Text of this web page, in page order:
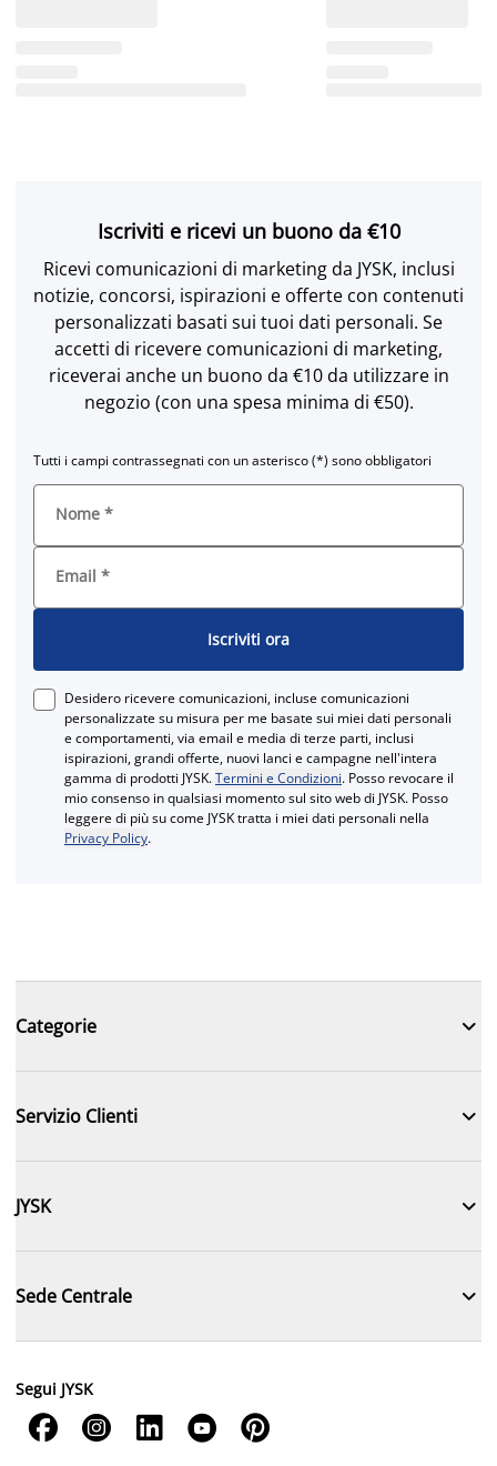
Iscriviti e ricevi un buono da €10
Ricevi comunicazioni di marketing da JYSK, inclusi
notizie, concorsi, ispirazioni e offerte con contenuti
personalizzati basati sui tuoi dati personali. Se
accetti di ricevere comunicazioni di marketing,
riceverai anche un buono da €10 da utilizzare in
negozio (con una spesa minima di €50).
Tutti i campi contrassegnati con un asterisco (*) sono obbligatori
Nome *
Email *
Iscriviti ora
Desidero ricevere comunicazioni, incluse comunicazioni
personalizzate su misura per me basate sui miei dati personali
e comportamenti, via email e media di terze parti, inclusi
ispirazioni, grandi offerte, nuovi lanci e campagne nell'intera
gamma di prodotti JYSK.Termini e Condizioni. Posso revocare il
mio consenso in qualsiasi momento sul sito web di JYSK. Posso
leggere di più su come JYSK tratta i miei dati personali nella
Privacy Policy.
Categorie 
Servizio Clienti 
JYSK 
Sede Centrale 
Segui JYSK
    